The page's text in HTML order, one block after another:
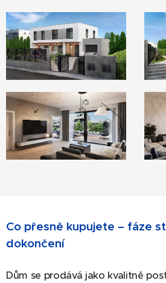
Co přesně kupujete – fáze
dokončení
Dům se prodává jako kvalitně